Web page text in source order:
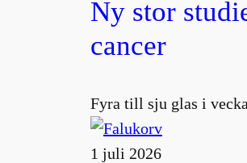
Ny stor
cancer
Fyra till sju glas i
1 juli 2026